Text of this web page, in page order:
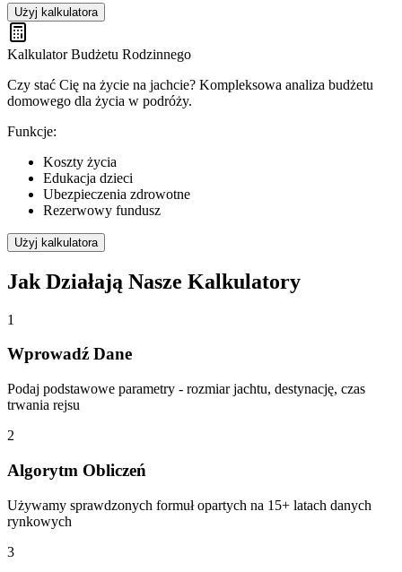
Użyj kalkulatora
Kalkulator Budżetu Rodzinnego
Czy stać Cię na życie na jachcie? Kompleksowa analiza budżetu
domowego dla życia w podróży.
Funkcje:
Koszty życia
Edukacja dzieci
Ubezpieczenia zdrowotne
Rezerwowy fundusz
Użyj kalkulatora
Jak Działają Nasze Kalkulatory
1
Wprowadź Dane
Podaj podstawowe parametry - rozmiar jachtu, destynację, czas
trwania rejsu
2
Algorytm Obliczeń
Używamy sprawdzonych formuł opartych na 15+ latach danych
rynkowych
3